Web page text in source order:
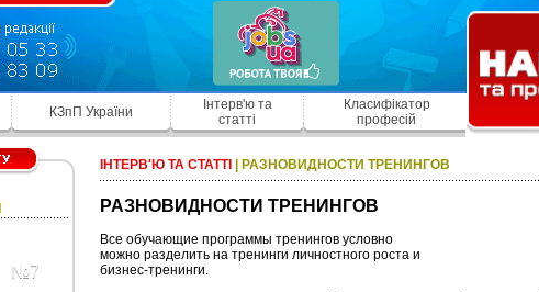
КЗпП України
Інтерв'ю та
статті
Класифікатор
професій
№7
ІНТЕРВ'Ю ТА СТАТТІ РАЗНОВИДНОСТИ ТРЕНИНГОВ
РАЗНОВИДНОСТИ ТРЕНИНГОВ
Все обучающие программы тренингов условно
можно разделить на тренинги личностного роста и
бизнес-тренинги.